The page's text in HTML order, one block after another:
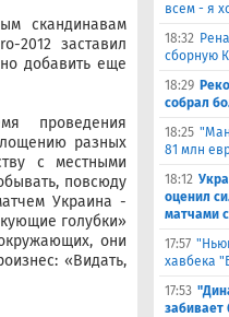
скандинавам
2012 заставил
добавить еще
проведения
разных
с местными
повсюду
Украина -
голубки»
они
«Видать,
всем - я
18:32
сборную
18:29
собрал
18:25
81 млн
18:12
оценил
матчами
17:57
хавбека
17:53
забивает